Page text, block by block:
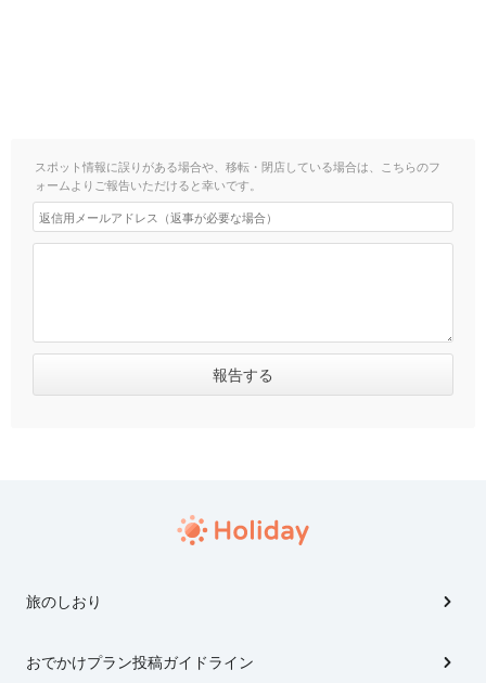
スポット情報に誤りがある場合や、移転・閉店している場合は、こちらのフ
ォームよりご報告いただけると幸いです。
旅のしおり
おでかけプラン投稿ガイドライン